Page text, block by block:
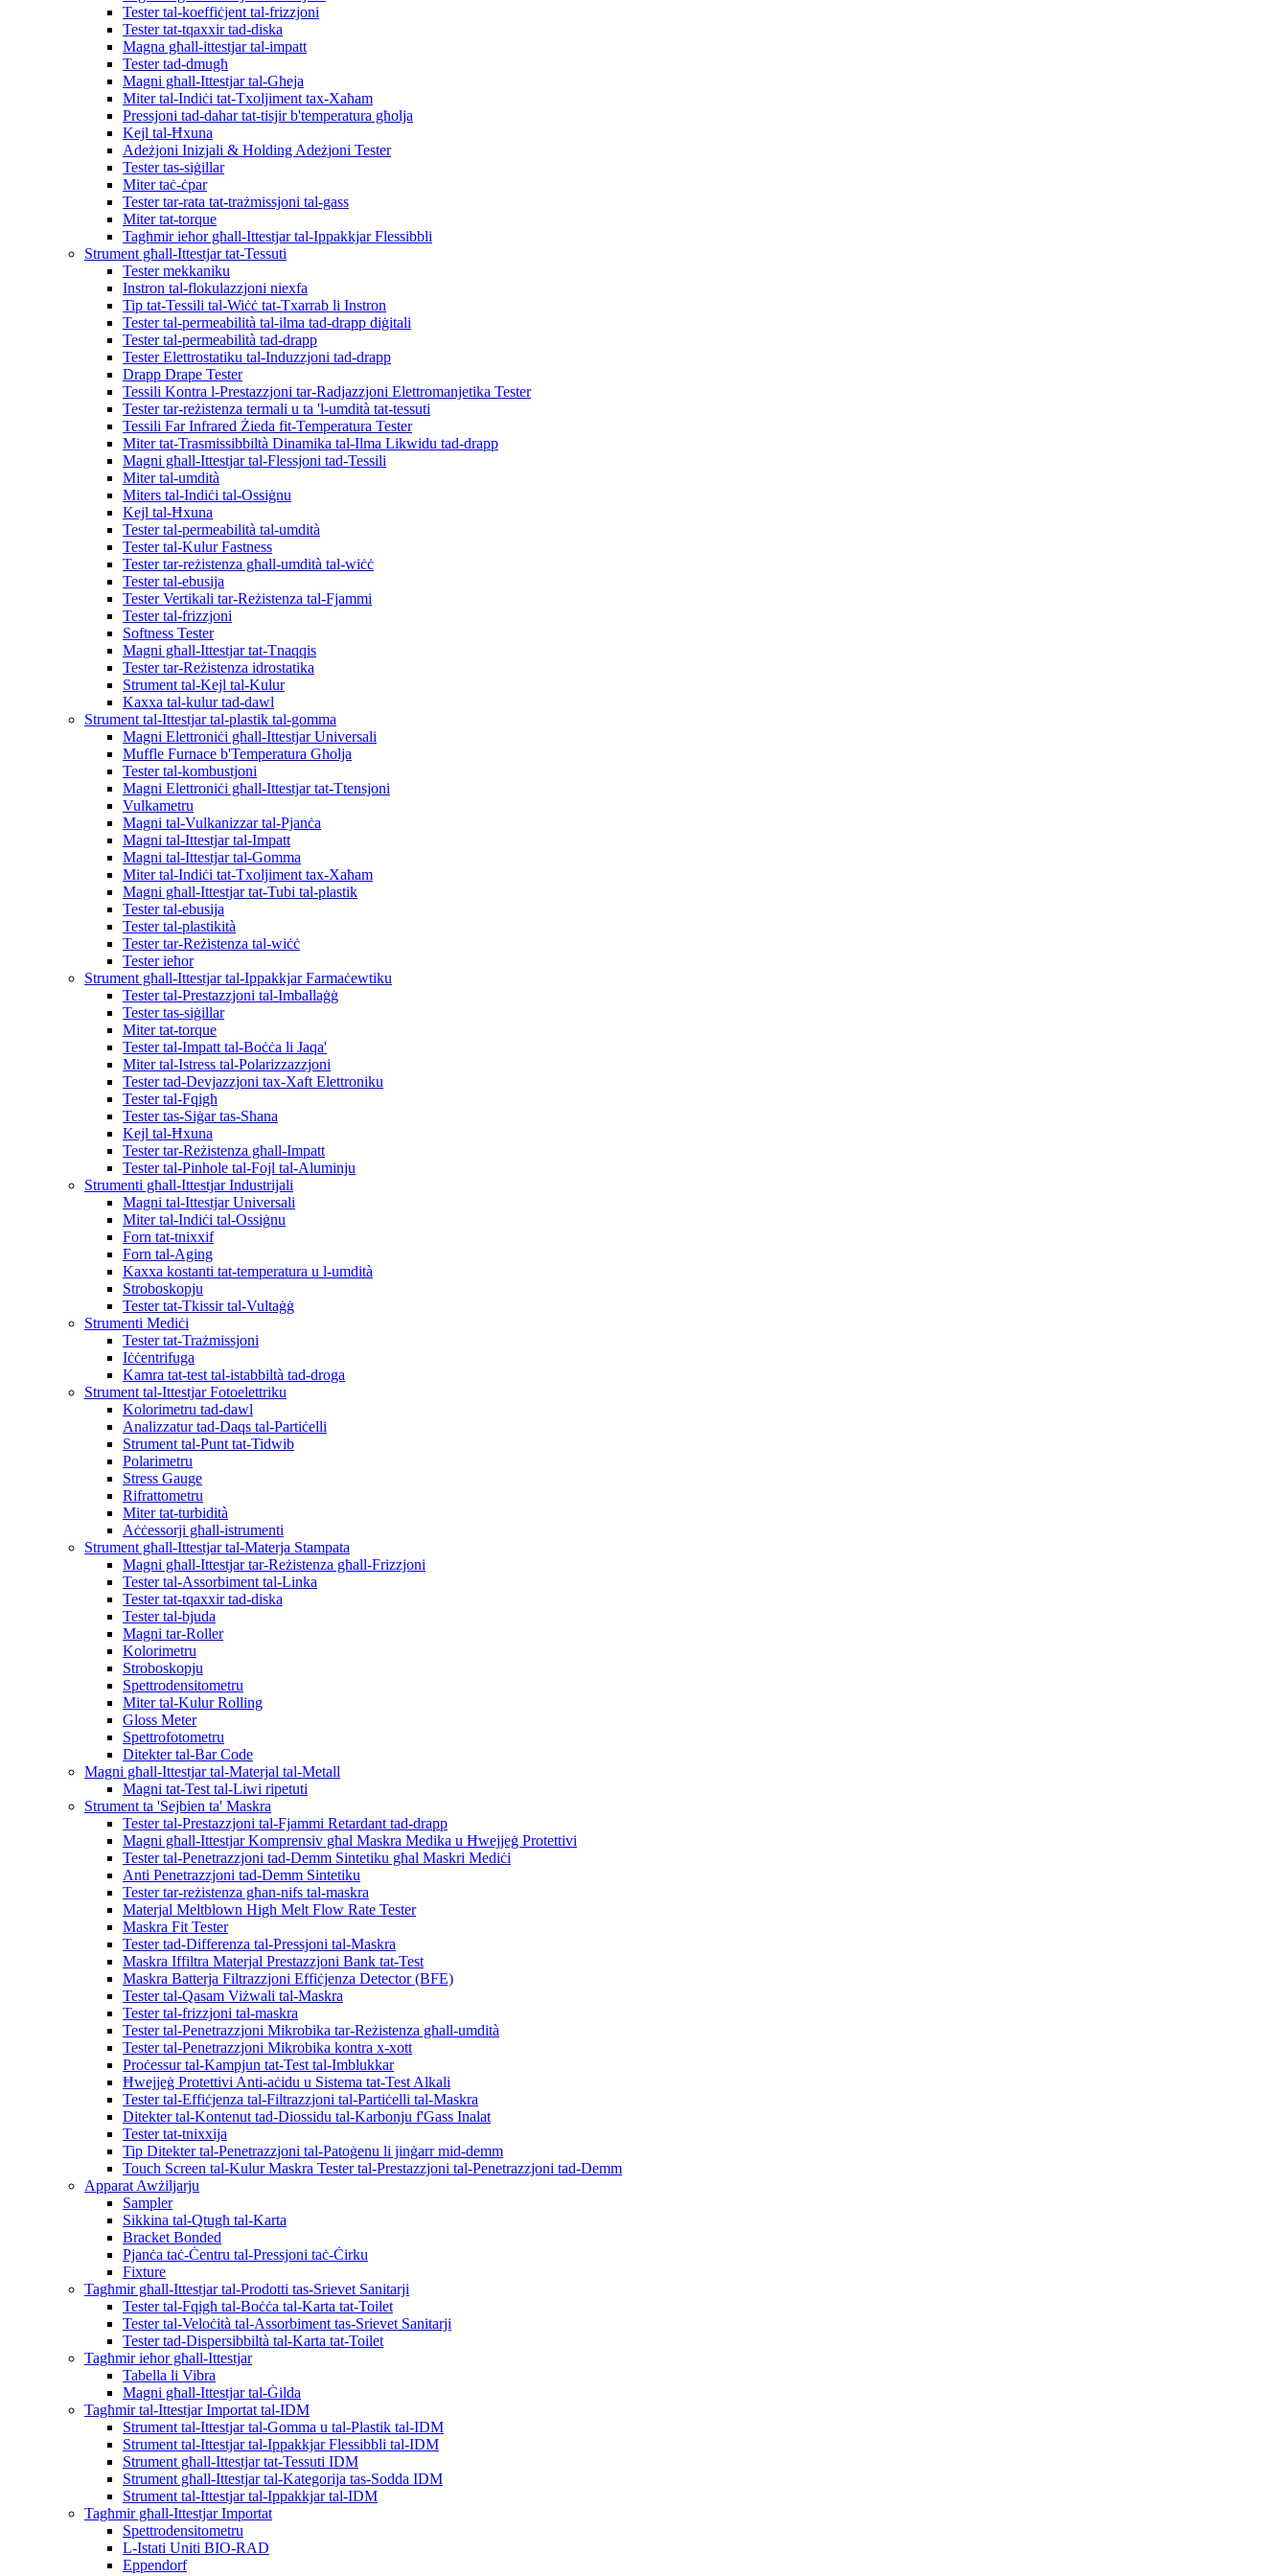
Tester tal-koeffiċjent tal-frizzjoni
Tester tat-tqaxxir tad-diska
Magna għall-ittestjar tal-impatt
Tester tad-dmugħ
Magni għall-Ittestjar tal-Għeja
Miter tal-Indiċi tat-Txoljiment tax-Xaħam
Pressjoni tad-dahar tat-tisjir b'temperatura għolja
Kejl tal-Ħxuna
Adeżjoni Inizjali & Holding Adeżjoni Tester
Tester tas-siġillar
Miter taċ-ċpar
Tester tar-rata tat-trażmissjoni tal-gass
Miter tat-torque
Tagħmir ieħor għall-Ittestjar tal-Ippakkjar Flessibbli
Strument għall-Ittestjar tat-Tessuti
Tester mekkaniku
Instron tal-flokulazzjoni niexfa
Tip tat-Tessili tal-Wiċċ tat-Txarrab li Instron
Tester tal-permeabilità tal-ilma tad-drapp diġitali
Tester tal-permeabilità tad-drapp
Tester Elettrostatiku tal-Induzzjoni tad-drapp
Drapp Drape Tester
Tessili Kontra l-Prestazzjoni tar-Radjazzjoni Elettromanjetika Tester
Tester tar-reżistenza termali u ta 'l-umdità tat-tessuti
Tessili Far Infrared Żieda fit-Temperatura Tester
Miter tat-Trasmissibbiltà Dinamika tal-Ilma Likwidu tad-drapp
Magni għall-Ittestjar tal-Flessjoni tad-Tessili
Miter tal-umdità
Miters tal-Indiċi tal-Ossiġnu
Kejl tal-Ħxuna
Tester tal-permeabilità tal-umdità
Tester tal-Kulur Fastness
Tester tar-reżistenza għall-umdità tal-wiċċ
Tester tal-ebusija
Tester Vertikali tar-Reżistenza tal-Fjammi
Tester tal-frizzjoni
Softness Tester
Magni għall-Ittestjar tat-Tnaqqis
Tester tar-Reżistenza idrostatika
Strument tal-Kejl tal-Kulur
Kaxxa tal-kulur tad-dawl
Strument tal-Ittestjar tal-plastik tal-gomma
Magni Elettroniċi għall-Ittestjar Universali
Muffle Furnace b'Temperatura Għolja
Tester tal-kombustjoni
Magni Elettroniċi għall-Ittestjar tat-Ttensjoni
Vulkametru
Magni tal-Vulkanizzar tal-Pjanċa
Magni tal-Ittestjar tal-Impatt
Magni tal-Ittestjar tal-Gomma
Miter tal-Indiċi tat-Txoljiment tax-Xaħam
Magni għall-Ittestjar tat-Tubi tal-plastik
Tester tal-ebusija
Tester tal-plastikità
Tester tar-Reżistenza tal-wiċċ
Tester ieħor
Strument għall-Ittestjar tal-Ippakkjar Farmaċewtiku
Tester tal-Prestazzjoni tal-Imballaġġ
Tester tas-siġillar
Miter tat-torque
Tester tal-Impatt tal-Boċċa li Jaqa'
Miter tal-Istress tal-Polarizzazzjoni
Tester tad-Devjazzjoni tax-Xaft Elettroniku
Tester tal-Fqigħ
Tester tas-Siġar tas-Sħana
Kejl tal-Ħxuna
Tester tar-Reżistenza għall-Impatt
Tester tal-Pinhole tal-Fojl tal-Aluminju
Strumenti għall-Ittestjar Industrijali
Magni tal-Ittestjar Universali
Miter tal-Indiċi tal-Ossiġnu
Forn tat-tnixxif
Forn tal-Aging
Kaxxa kostanti tat-temperatura u l-umdità
Stroboskopju
Tester tat-Tkissir tal-Vultaġġ
Strumenti Mediċi
Tester tat-Trażmissjoni
Iċċentrifuga
Kamra tat-test tal-istabbiltà tad-droga
Strument tal-Ittestjar Fotoelettriku
Kolorimetru tad-dawl
Analizzatur tad-Daqs tal-Partiċelli
Strument tal-Punt tat-Tidwib
Polarimetru
Stress Gauge
Rifrattometru
Miter tat-turbidità
Aċċessorji għall-istrumenti
Strument għall-Ittestjar tal-Materja Stampata
Magni għall-Ittestjar tar-Reżistenza għall-Frizzjoni
Tester tal-Assorbiment tal-Linka
Tester tat-tqaxxir tad-diska
Tester tal-bjuda
Magni tar-Roller
Kolorimetru
Stroboskopju
Spettrodensitometru
Miter tal-Kulur Rolling
Gloss Meter
Spettrofotometru
Ditekter tal-Bar Code
Magni għall-Ittestjar tal-Materjal tal-Metall
Magni tat-Test tal-Liwi ripetuti
Strument ta 'Sejbien ta' Maskra
Tester tal-Prestazzjoni tal-Fjammi Retardant tad-drapp
Magni għall-Ittestjar Komprensiv għal Maskra Medika u Ħwejjeġ Protettivi
Tester tal-Penetrazzjoni tad-Demm Sintetiku għal Maskri Mediċi
Anti Penetrazzjoni tad-Demm Sintetiku
Tester tar-reżistenza għan-nifs tal-maskra
Materjal Meltblown High Melt Flow Rate Tester
Maskra Fit Tester
Tester tad-Differenza tal-Pressjoni tal-Maskra
Maskra Iffiltra Materjal Prestazzjoni Bank tat-Test
Maskra Batterja Filtrazzjoni Effiċjenza Detector (BFE)
Tester tal-Qasam Viżwali tal-Maskra
Tester tal-frizzjoni tal-maskra
Tester tal-Penetrazzjoni Mikrobika tar-Reżistenza għall-umdità
Tester tal-Penetrazzjoni Mikrobika kontra x-xott
Proċessur tal-Kampjun tat-Test tal-Imblukkar
Ħwejjeġ Protettivi Anti-aċidu u Sistema tat-Test Alkali
Tester tal-Effiċjenza tal-Filtrazzjoni tal-Partiċelli tal-Maskra
Ditekter tal-Kontenut tad-Diossidu tal-Karbonju f'Gass Inalat
Tester tat-tnixxija
Tip Ditekter tal-Penetrazzjoni tal-Patoġenu li jinġarr mid-demm
Touch Screen tal-Kulur Maskra Tester tal-Prestazzjoni tal-Penetrazzjoni tad-Demm
Apparat Awżiljarju
Sampler
Sikkina tal-Qtugħ tal-Karta
Bracket Bonded
Pjanċa taċ-Ċentru tal-Pressjoni taċ-Ċirku
Fixture
Tagħmir għall-Ittestjar tal-Prodotti tas-Srievet Sanitarji
Tester tal-Fqigħ tal-Boċċa tal-Karta tat-Toilet
Tester tal-Veloċità tal-Assorbiment tas-Srievet Sanitarji
Tester tad-Dispersibbiltà tal-Karta tat-Toilet
Tagħmir ieħor għall-Ittestjar
Tabella li Vibra
Magni għall-Ittestjar tal-Ġilda
Tagħmir tal-Ittestjar Importat tal-IDM
Strument tal-Ittestjar tal-Gomma u tal-Plastik tal-IDM
Strument tal-Ittestjar tal-Ippakkjar Flessibbli tal-IDM
Strument għall-Ittestjar tat-Tessuti IDM
Strument għall-Ittestjar tal-Kategorija tas-Sodda IDM
Strument tal-Ittestjar tal-Ippakkjar tal-IDM
Tagħmir għall-Ittestjar Importat
Spettrodensitometru
L-Istati Uniti BIO-RAD
Eppendorf